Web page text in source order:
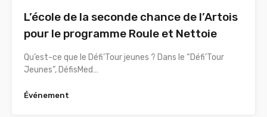
L’école de la seconde chance de l’Artois
pour le programme Roule et Nettoie
Qu’est-ce que le Défi’Tour jeunes ? Dans le “Défi’Tour
Jeunes”, DéfisMed…
Événement